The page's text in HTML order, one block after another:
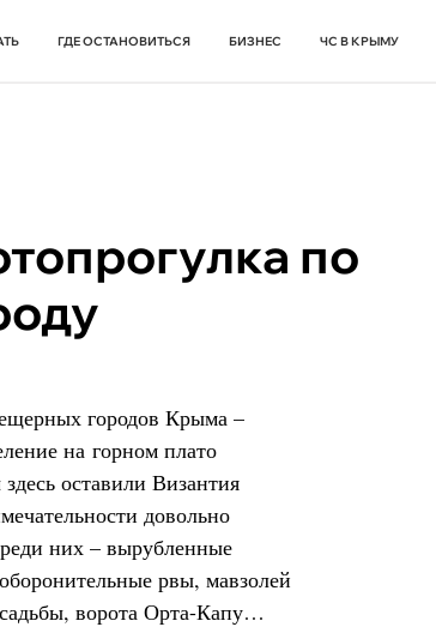
ГДЕ ОСТАНОВИТЬСЯ БИЗНЕС ЧС В КРЫМУ
по
городов Крыма –
на горном плато
оставили Византия
довольно
них – вырубленные
рвы, мавзолей
ворота Орта-Капу…